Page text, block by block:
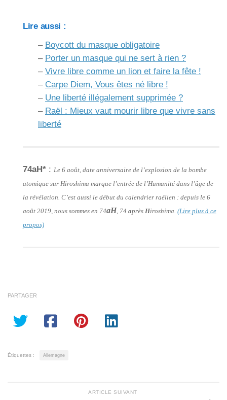
Lire aussi :
– Boycott du masque obligatoire
– Porter un masque qui ne sert à rien ?
– Vivre libre comme un lion et faire la fête !
– Carpe Diem, Vous êtes né libre !
– Une liberté illégalement supprimée ?
– Raël : Mieux vaut mourir libre que vivre sans
liberté
74aH* : Le 6 août, date anniversaire de l’explosion de la bombe
atomique sur Hiroshima marque l’entrée de l’Humanité dans l’âge de
la révélation. C’est aussi le début du calendrier raélien : depuis le 6
août 2019, nous sommes en 74aH, 74 après Hiroshima. (Lire plus à ce
propos)
PARTAGER
Étiquettes : Allemagne
ARTICLE SUIVANT